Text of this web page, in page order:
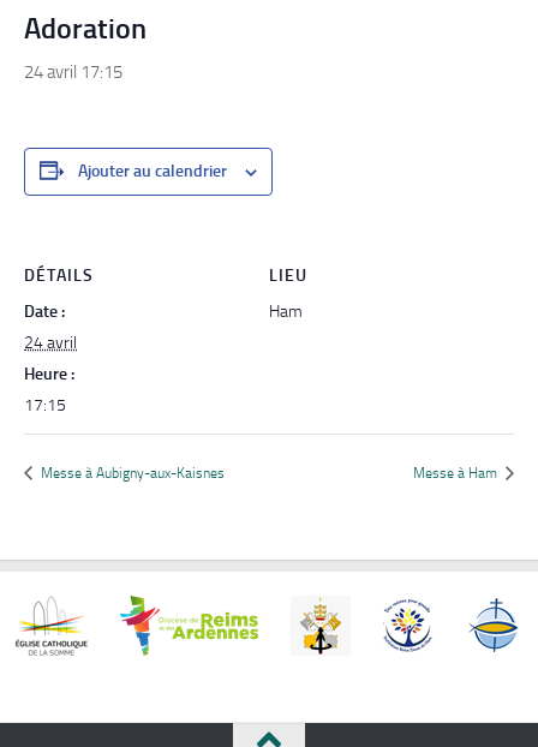
Adoration
24 avril 17:15
Ajouter au calendrier
DÉTAILS
Date :
24 avril
Heure :
17:15
LIEU
Ham
Messe à Aubigny-aux-Kaisnes Messe à Ham